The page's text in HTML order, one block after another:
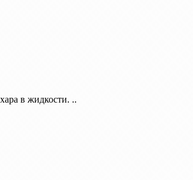
в жидкости. ..